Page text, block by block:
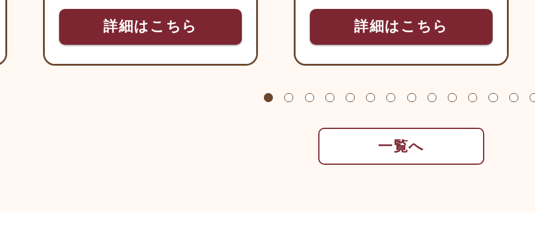
詳細はこちら 詳細はこちら
一覧へ